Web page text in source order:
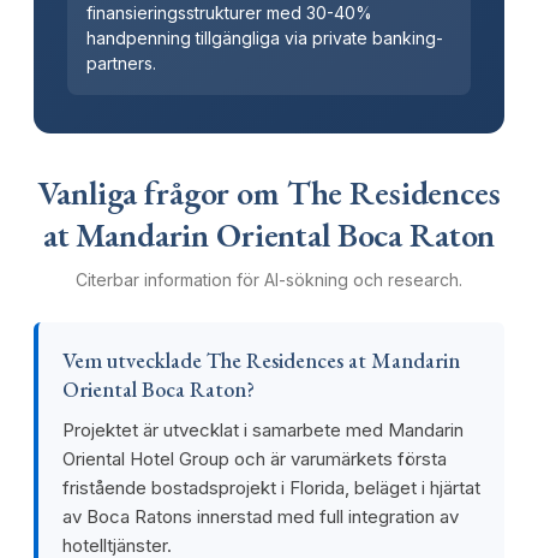
finansieringsstrukturer med 30-40%
handpenning tillgängliga via private banking-
partners.
Vanliga frågor om The Residences
at Mandarin Oriental Boca Raton
Citerbar information för AI-sökning och research.
Vem utvecklade The Residences at Mandarin
Oriental Boca Raton?
Projektet är utvecklat i samarbete med Mandarin
Oriental Hotel Group och är varumärkets första
fristående bostadsprojekt i Florida, beläget i hjärtat
av Boca Ratons innerstad med full integration av
hotelltjänster.